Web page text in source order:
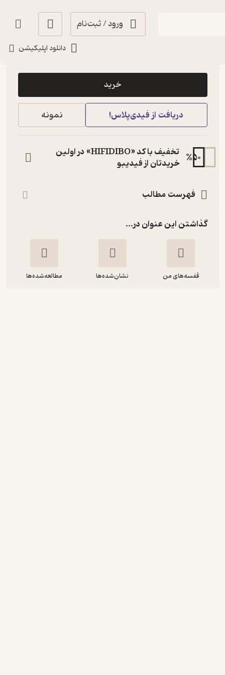
ورود / ثبت‌نام
دانلود اپلیکیشن
50,000
خرید
دریافت از فیدی‌پلاس! نمونه
%50
تخفیف با کد «HIFIDIBO» در اولین
خریدتان از فیدیبو
فهرست مطالب
گذاشتن این عنوان در...
قفسه‌های من نشان‌شده‌ها مطالعه‌شده‌ها